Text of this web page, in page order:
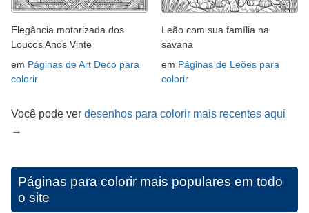
Elegância motorizada dos
Loucos Anos Vinte
em Páginas de Art Deco para
colorir
Leão com sua família na
savana
em Páginas de Leões para
colorir
Você pode ver desenhos para colorir mais recentes aqui
→
Páginas para colorir mais populares em todo
o site